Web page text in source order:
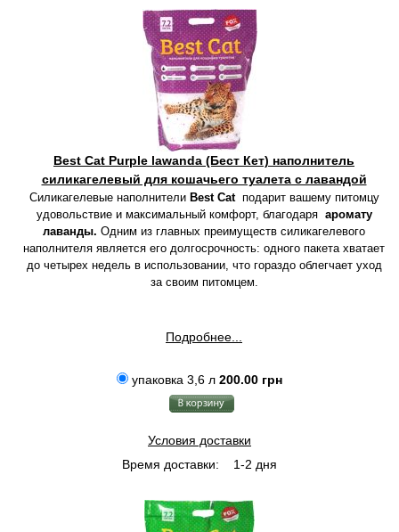
Best Cat Purple lawanda (Бест Кет) наполнитель
силикагелевый для кошачьего туалета с лавандой
Силикагелевые наполнители Best Cat подарит вашему питомцу
удовольствие и максимальный комфорт, благодаря аромату
лаванды. Одним из главных преимуществ силикагелевого
наполнителя является его долгосрочность: одного пакета хватает
до четырех недель в использовании, что гораздо облегчает уход
за своим питомцем.
Подробнее...
упаковка 3,6 л 200.00 грн
Условия доставки
Время доставки:
1-2 дня